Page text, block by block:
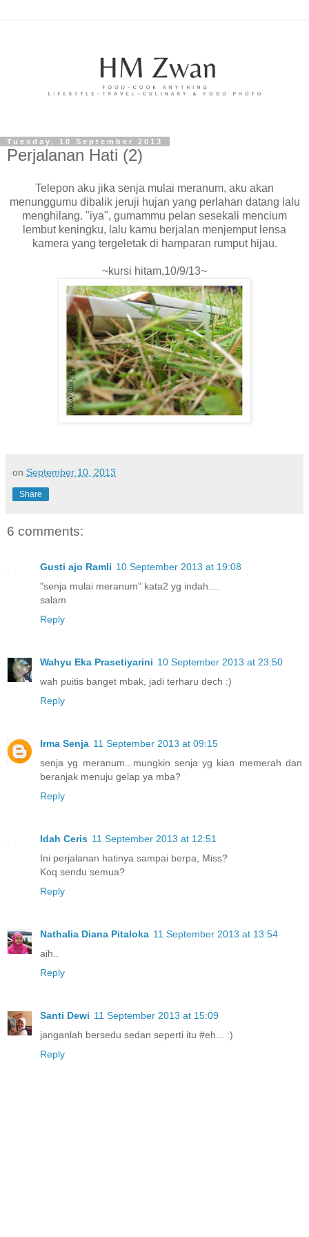
Tuesday, 10 September 2013
Perjalanan Hati (2)
Telepon aku jika senja mulai meranum, aku akan
menunggumu dibalik jeruji hujan yang perlahan datang lalu
menghilang. "iya", gumammu pelan sesekali mencium
lembut keningku, lalu kamu berjalan menjemput lensa
kamera yang tergeletak di hamparan rumput hijau.
~kursi hitam,10/9/13~
on September 10, 2013
Share
6 comments:
Gusti ajo Ramli 10 September 2013 at 19:08
"senja mulai meranum" kata2 yg indah....
salam
Reply
Wahyu Eka Prasetiyarini 10 September 2013 at 23:50
wah puitis banget mbak, jadi terharu dech :)
Reply
Irma Senja 11 September 2013 at 09:15
senja yg meranum...mungkin senja yg kian memerah dan
beranjak menuju gelap ya mba?
Reply
Idah Ceris 11 September 2013 at 12:51
Ini perjalanan hatinya sampai berpa, Miss?
Koq sendu semua?
Reply
Nathalia Diana Pitaloka 11 September 2013 at 13:54
aih..
Reply
Santi Dewi 11 September 2013 at 15:09
janganlah bersedu sedan seperti itu #eh... :)
Reply